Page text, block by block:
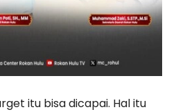
itu bisa dicapai. Hal itu